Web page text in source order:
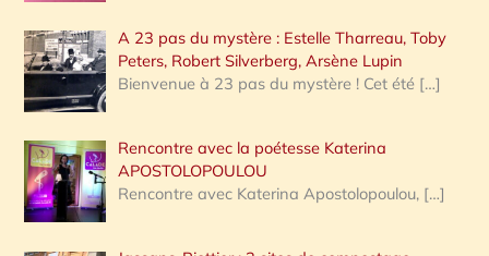
A 23 pas du mystère : Estelle Tharreau, Toby
Peters, Robert Silverberg, Arsène Lupin
Bienvenue à 23 pas du mystère ! Cet été […]
Rencontre avec la poétesse Katerina
APOSTOLOPOULOU
Rencontre avec Katerina Apostolopoulou, […]